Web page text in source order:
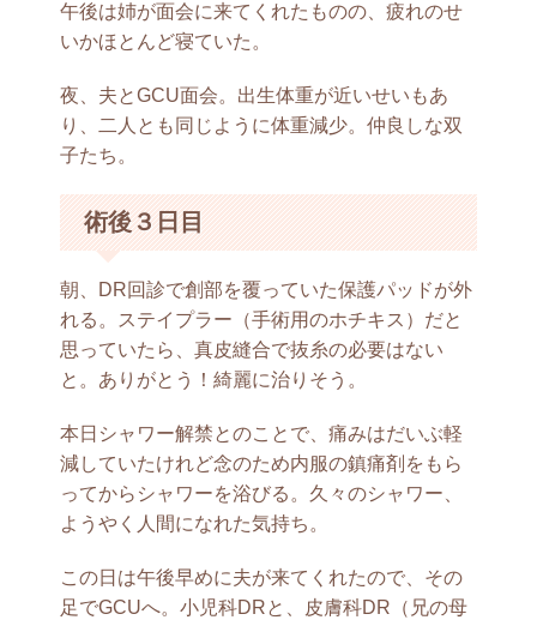
午後は姉が面会に来てくれたものの、疲れのせ
いかほとんど寝ていた。
夜、夫とGCU面会。出生体重が近いせいもあ
り、二人とも同じように体重減少。仲良しな双
子たち。
術後３日目
朝、DR回診で創部を覆っていた保護パッドが外
れる。ステイプラー（手術用のホチキス）だと
思っていたら、真皮縫合で抜糸の必要はない
と。ありがとう！綺麗に治りそう。
本日シャワー解禁とのことで、痛みはだいぶ軽
減していたけれど念のため内服の鎮痛剤をもら
ってからシャワーを浴びる。久々のシャワー、
ようやく人間になれた気持ち。
この日は午後早めに夫が来てくれたので、その
足でGCUへ。小児科DRと、皮膚科DR（兄の母